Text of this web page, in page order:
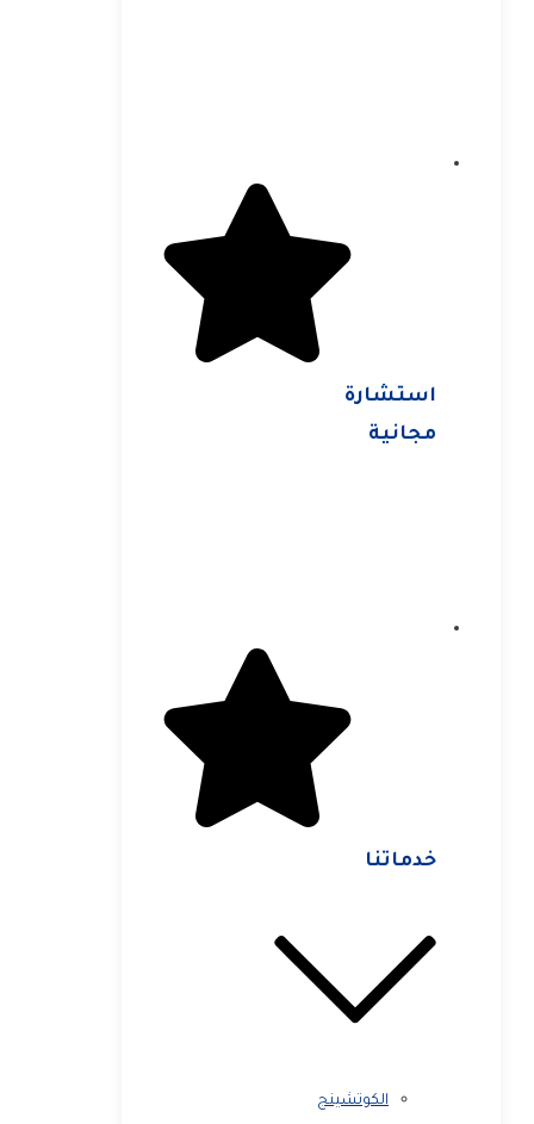
استشارة
مجانية
خدماتنا
الكوتشينج